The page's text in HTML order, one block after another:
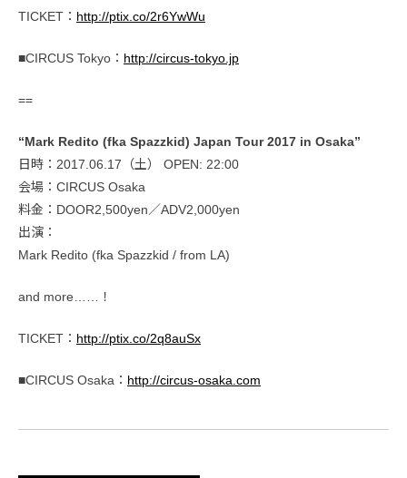
TICKET： http://ptix.co/2r6YwWu
■CIRCUS Tokyo： http://circus-tokyo.jp
==
“Mark Redito (fka Spazzkid) Japan Tour 2017 in Osaka”
日時：2017.06.17（土） OPEN: 22:00
会場：CIRCUS Osaka
料金：DOOR2,500yen／ADV2,000yen
出演：
Mark Redito (fka Spazzkid / from LA)
and more……！
TICKET： http://ptix.co/2q8auSx
■CIRCUS Osaka： http://circus-osaka.com